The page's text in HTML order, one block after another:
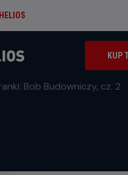
HELIOS
KUP